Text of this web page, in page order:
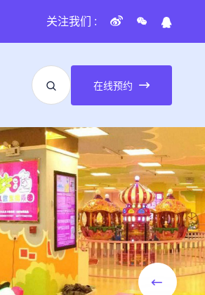
关注我们 :
在线预约